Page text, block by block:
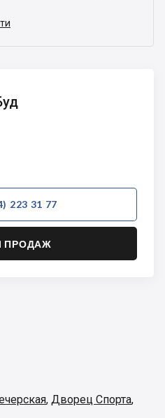
223 31 77
ПРОДАЖ
, Дворец Спорта,